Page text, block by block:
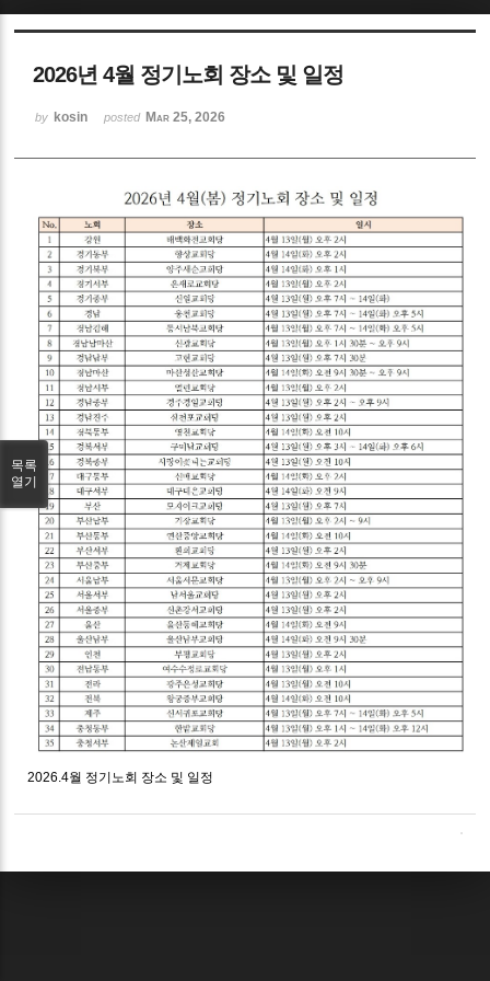
2026년 4월 정기노회 장소 및 일정
by kosin posted Mar 25, 2026
2026.4월 정기노회 장소 및 일정
목록
열기
Sketchbook5, 스케치북5
Sketchbook5, 스케치북5